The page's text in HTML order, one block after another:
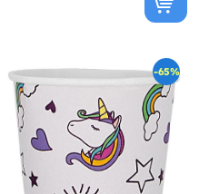
-65%